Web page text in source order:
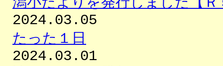
2024.03.05
たった１日
2024.03.01